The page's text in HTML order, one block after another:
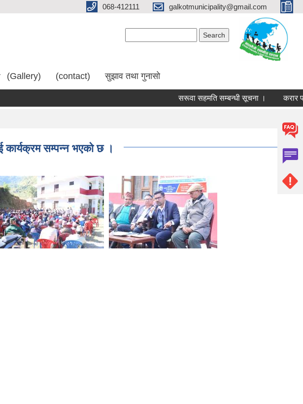
068-412111 galkotmunicipality@gmail.com
(Gallery) (contact) सुझाव तथा गुनासो
सरूवा सहमति सम्बन्धी सूचना । करार
कार्यक्रम सम्पन्न भएको छ ।